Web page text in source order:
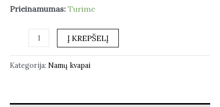
Prieinamumas: Turime
Į KREPŠELĮ
Kategorija: Namų kvapai